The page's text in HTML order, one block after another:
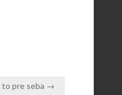
pre seba →